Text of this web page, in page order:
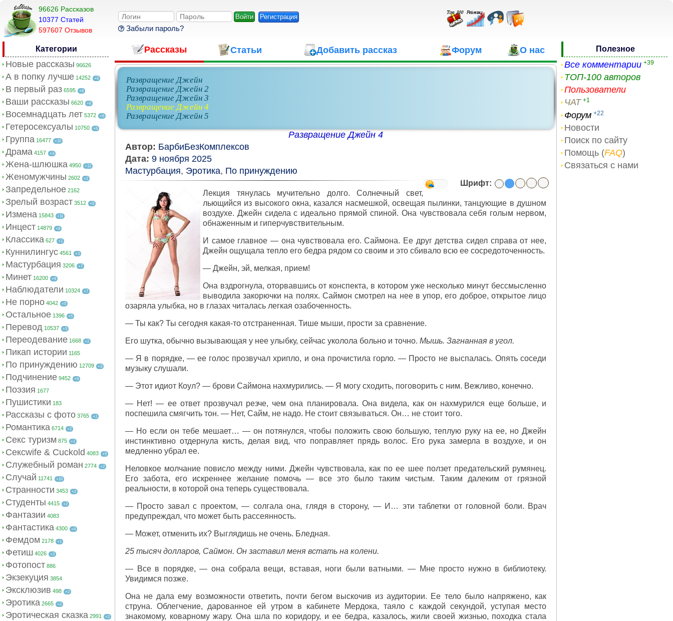
96626 Рассказов
10377 Cтатей
597607 Отзывов
Регистрация
Забыли пароль?
Категории
Новые рассказы 96626
А в попку лучше 14252 +6
В первый раз 6595 +6
Ваши рассказы 6620 +6
Восемнадцать лет 5372 +6
Гетеросексуалы 10750 +6
Группа 16477 +10
Драма 4157 +3
Жена-шлюшка 4950 +12
Женомужчины 2602 +2
Запредельное 2162
Зрелый возраст 3512 +5
Измена 15843 +11
Инцест 14879 +8
Классика 627 +1
Куннилингус 4561 +3
Мастурбация 3206 +7
Минет 16200 +9
Наблюдатели 10324 +7
Не порно 4042 +5
Остальное 1396 +5
Перевод 10537 +3
Переодевание 1668 +2
Пикап истории 1165
По принуждению 12709 +3
Подчинение 9452 +9
Поэзия 1677
Пушистики 183
Рассказы с фото 3765 +1
Романтика 6714 +2
Секс туризм 875 +1
Сексwife & Cuckold 4083 +5
Служебный роман 2774 +2
Случай 11741 +10
Странности 3453 +2
Студенты 4415 +2
Фантазии 4083
Фантастика 4300 +4
Фемдом 2178 +1
Фетиш 4026 +2
Фотопост 886
Экзекуция 3854
Эксклюзив 498 +2
Эротика 2665 +2
Эротическая сказка 2991 +2
Рассказы Статьи Добавить рассказ Форум О нас
Развращение Джейн
Развращение Джейн 2
Развращение Джейн 3
Развращение Джейн 4
Развращение Джейн 5
Развращение Джейн 4
Автор: БарбиБезКомплексов
Дата: 9 ноября 2025
Мастурбация, Эротика, По принуждению
Шрифт:
Лекция тянулась мучительно долго. Солнечный свет,
льющийся из высокого окна, казался насмешкой, освещая пылинки, танцующие в душном
воздухе. Джейн сидела с идеально прямой спиной. Она чувствовала себя голым нервом,
обнаженным и гиперчувствительным.
И самое главное — она чувствовала его. Саймона. Ее друг детства сидел справа от нее,
Джейн ощущала тепло его бедра рядом со своим и это сбивало всю ее сосредоточенность.
— Джейн, эй, мелкая, прием!
Она вздрогнула, оторвавшись от конспекта, в котором уже несколько минут бессмысленно
выводила закорючки на полях. Саймон смотрел на нее в упор, его доброе, открытое лицо
озаряла улыбка, но в глазах читалась легкая озабоченность.
— Ты как? Ты сегодня какая-то отстраненная. Тише мыши, прости за сравнение.
Его шутка, обычно вызывающая у нее улыбку, сейчас уколола больно и точно. Мышь. Загнанная в угол.
— Я в порядке, — ее голос прозвучал хрипло, и она прочистила горло. — Просто не выспалась. Опять соседи
музыку слушали.
— Этот идиот Коул? — брови Саймона нахмурились. — Я могу сходить, поговорить с ним. Вежливо, конечно.
— Нет! — ее ответ прозвучал резче, чем она планировала. Она видела, как он нахмурился еще больше, и
поспешила смягчить тон. — Нет, Сайм, не надо. Не стоит связываться. Он… не стоит того.
— Но если он тебе мешает… — он потянулся, чтобы положить свою большую, теплую руку на ее, но Джейн
инстинктивно отдернула кисть, делая вид, что поправляет прядь волос. Его рука замерла в воздухе, и он
медленно убрал ее.
Неловкое молчание повисло между ними. Джейн чувствовала, как по ее шее ползет предательский румянец.
Его забота, его искреннее желание помочь — все это было таким чистым. Таким далеким от грязной
реальности, в которой она теперь существовала.
— Просто завал с проектом, — солгала она, глядя в сторону, — И… эти таблетки от головной боли. Врач
предупреждал, что может быть рассеянность.
— Может, отменить их? Выглядишь не очень. Бледная.
25 тысяч долларов, Саймон. Он заставил меня встать на колени.
— Все в порядке, — она собрала вещи, вставая, ноги были ватными. — Мне просто нужно в библиотеку.
Увидимся позже.
Она не дала ему возможности ответить, почти бегом выскочив из аудитории. Ее тело было напряжено, как
струна. Облегчение, дарованное ей утром в кабинете Мердока, таяло с каждой секундой, уступая место
знакомому, коварному жару. Она шла по коридору, и ее бедра, казалось, жили своей жизнью, походка стала
Полезное
Все комментарии +39
ТОП-100 авторов
Пользователи
ЧАТ +1
Форум +22
Новости
Поиск по сайту
Помощь (FAQ)
Связаться с нами